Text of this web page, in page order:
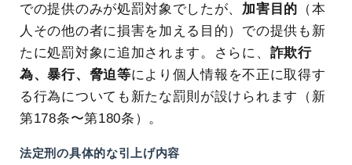
での提供のみが処罰対象でしたが、 加害目的 （本
人その他の者に損害を加える目的）での提供も新
たに処罰対象に追加されます。さらに、 詐欺行
為、暴行、脅迫等により個人情報を不正に取得す
る行為についても新たな罰則が設けられます（新
第178条〜第180条）。
法定刑の具体的な引上げ内容